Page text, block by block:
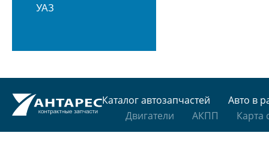
УАЗ
Каталог автозапчастей
Авто в
Двигатели
АКПП Карта